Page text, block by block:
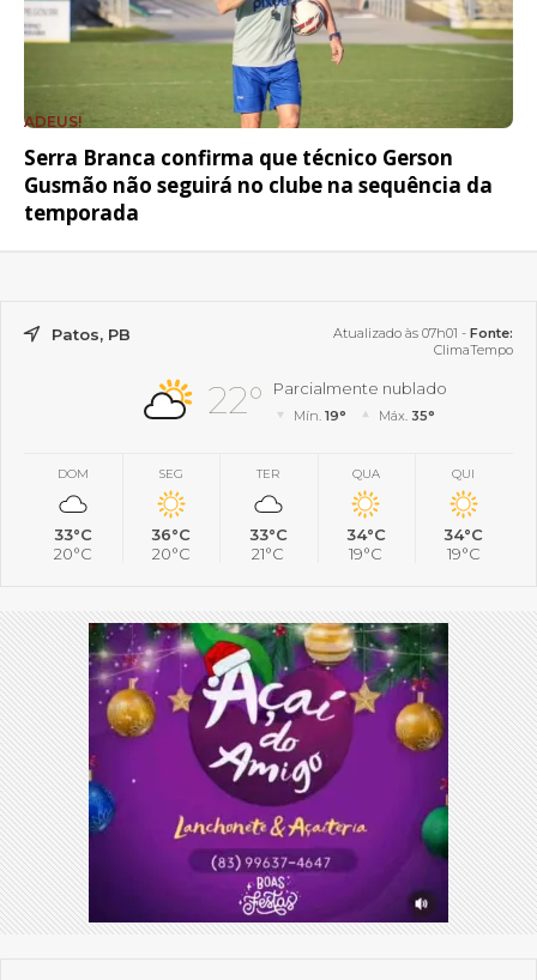
ADEUS!
Serra Branca confirma que técnico Gerson
Gusmão não seguirá no clube na sequência da
temporada
Patos, PB Atualizado às 07h01 - Fonte:
ClimaTempo
22° Parcialmente nublado
Mín.19° Máx. 35°
DOM
33°C
20°C
SEG
36°C
20°C
TER
33°C
21°C
QUA
34°C
19°C
QUI
34°C
19°C